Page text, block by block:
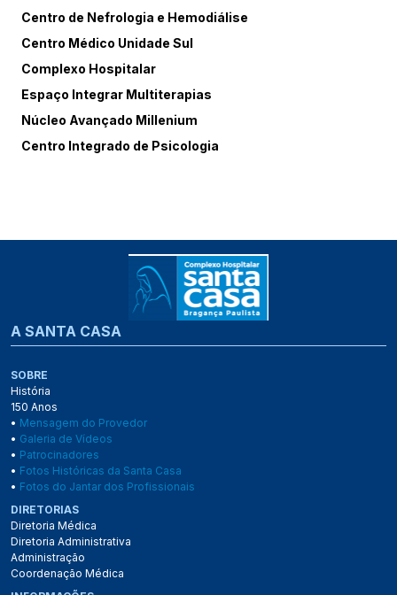
Centro de Nefrologia e Hemodiálise
Centro Médico Unidade Sul
Complexo Hospitalar
Espaço Integrar Multiterapias
Núcleo Avançado Millenium
Centro Integrado de Psicologia
A SANTA CASA
SOBRE
História
150 Anos
• Mensagem do Provedor
• Galeria de Vídeos
• Patrocinadores
• Fotos Históricas da Santa Casa
• Fotos do Jantar dos Profissionais
DIRETORIAS
Diretoria Médica
Diretoria Administrativa
Administração
Coordenação Médica